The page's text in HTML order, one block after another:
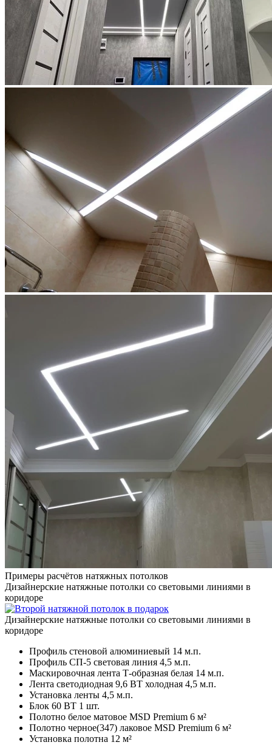
Примеры расчётов натяжных потолков
Дизайнерские натяжные потолки со световыми линиями в
коридоре
Дизайнерские натяжные потолки со световыми линиями в
коридоре
Профиль стеновой алюминиевый 14 м.п.
Профиль СП-5 световая линия 4,5 м.п.
Маскировочная лента Т-образная белая 14 м.п.
Лента светодиодная 9,6 ВТ холодная 4,5 м.п.
Установка ленты 4,5 м.п.
Блок 60 ВТ 1 шт.
Полотно белое матовое MSD Premium 6 м²
Полотно черное(347) лаковое MSD Premium 6 м²
Установка полотна 12 м²